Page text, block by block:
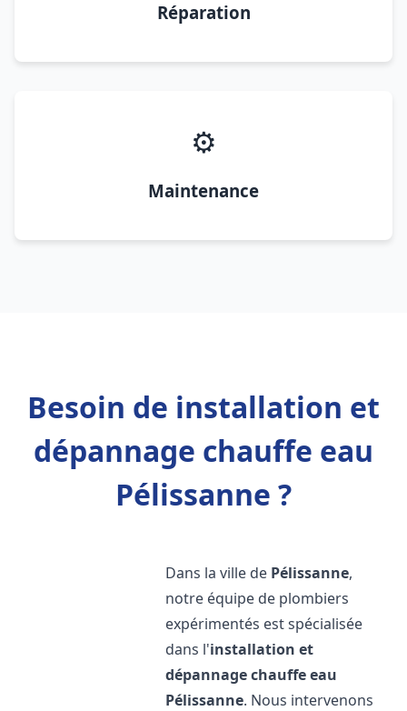
Réparation
⚙️
Maintenance
Besoin de installation et
dépannage chauffe eau
Pélissanne ?
Dans la ville de Pélissanne,
notre équipe de plombiers
expérimentés est spécialisée
dans l'installation et
dépannage chauffe eau
Pélissanne. Nous intervenons